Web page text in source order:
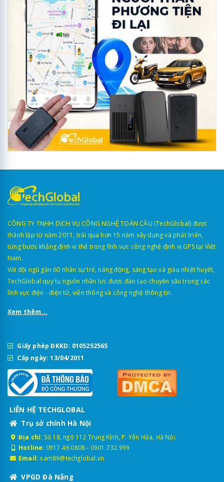
CÔNG TY TNHH DỊCH VỤ CÔNG NGHỆ TOÀN CẦU (TechGlobal) được
thành lập từ năm 2011, trải qua hơn 15 năm xây dựng và phát triển,
từng bước khẳng định vị thế trong lĩnh vực công nghệ định vị GPS tại Việt
Nam.
Với đội ngũ gần 60 nhân sự trẻ, năng động, sáng tạo và giàu nhiệt huyết,
TechGlobal quy tụ nguồn nhân lực được đào tạo chuyên sâu trong các
lĩnh vực điện - điện tử, viễn thông và công nghệ thông tin.
Xem thêm...
Giấy phép ĐKKD: 0105252565
Cấp ngày: 13/04/2011
LIÊN HỆ TECHGLOBAL
Trụ sở chính Hà Nội
Địa chỉ: Số 18, ngõ 112 Trung Kính, P. Yên Hòa, Hà Nội.
Hotline: 0917.46.0808- 0901.732.999
Email: sam89@techglobal.vn
VPGD Đà Nẵng